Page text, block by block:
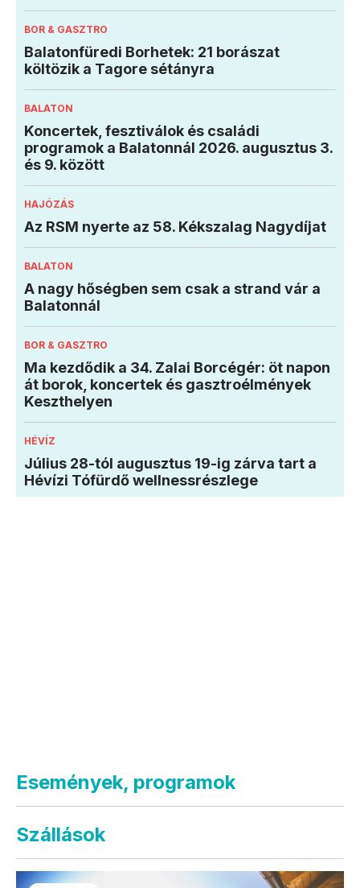
BOR & GASZTRO
Balatonfüredi Borhetek: 21 borászat
költözik a Tagore sétányra
BALATON
Koncertek, fesztiválok és családi
programok a Balatonnál 2026. augusztus 3.
és 9. között
HAJÓZÁS
Az RSM nyerte az 58. Kékszalag Nagydíjat
BALATON
A nagy hőségben sem csak a strand vár a
Balatonnál
BOR & GASZTRO
Ma kezdődik a 34. Zalai Borcégér: öt napon
át borok, koncertek és gasztroélmények
Keszthelyen
HÉVÍZ
Július 28-tól augusztus 19-ig zárva tart a
Hévízi Tófürdő wellnessrészlege
Események, programok
Szállások